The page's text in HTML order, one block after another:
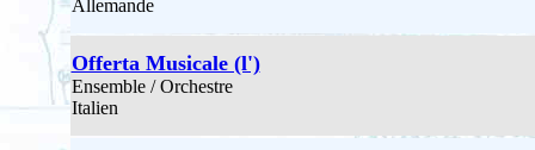
Allemande
Offerta Musicale (l')
Ensemble / Orchestre
Italien